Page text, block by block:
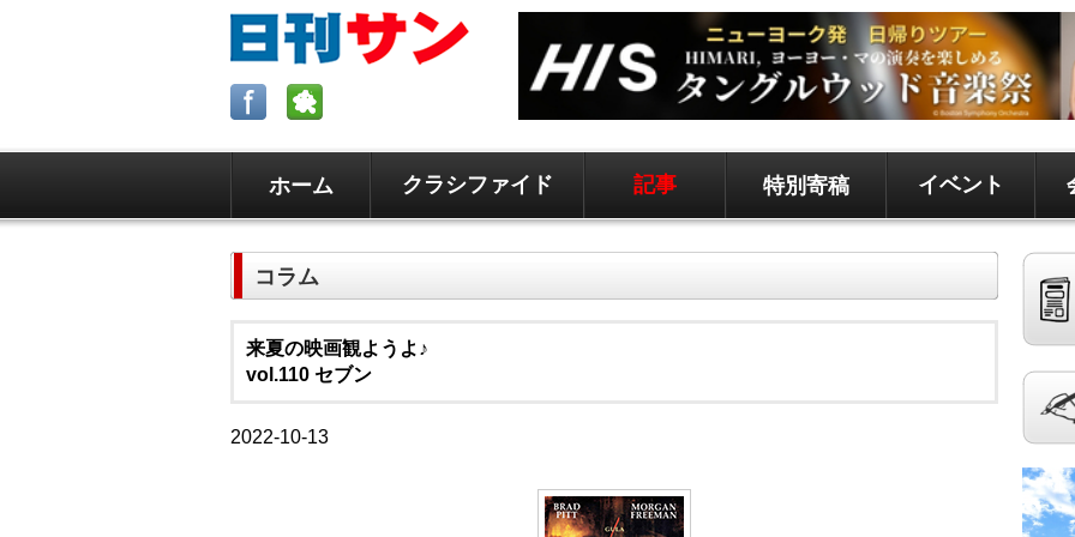
ホーム クラシファイド 記事 特別寄稿 イベント
ロサンゼルスの求人、クラシファイド、地元情報など
日刊サンはロサンゼルスの日本語新聞です。 記事は毎日更新、求人、クラシファイドは
毎週木曜5時更新。
コラム
来夏の映画観ようよ♪
vol.110 セブン
2022-10-13